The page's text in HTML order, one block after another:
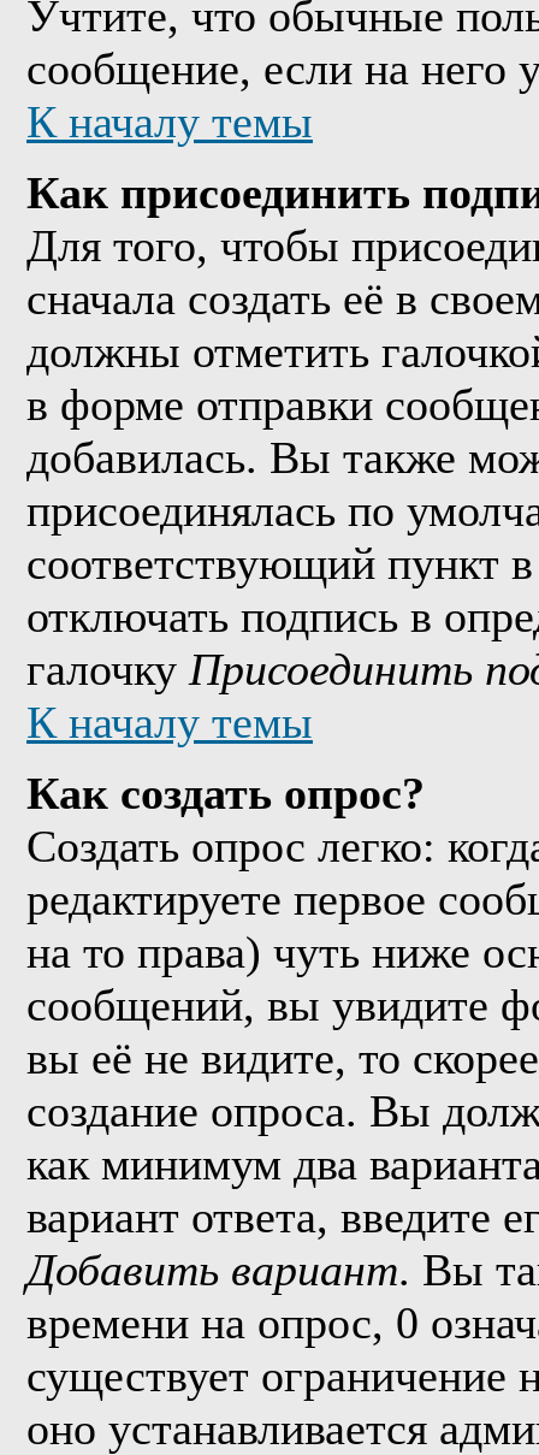
Учтите, что обычные
сообщение, если на него
К началу темы
Как присоединить
Для того, чтобы
сначала создать её в
должны отметить
в форме отправки
добавилась. Вы также
присоединялась по
соответствующий пункт
отключать подпись в
галочку Присоединить
К началу темы
Как создать опрос?
Создать опрос легко:
редактируете первое
на то права) чуть ниже
сообщений, вы увидите
вы её не видите, то
создание опроса. Вы
как минимум два
вариант ответа, введите
Добавить вариант. Вы
времени на опрос, 0
существует ограничение
оно устанавливается